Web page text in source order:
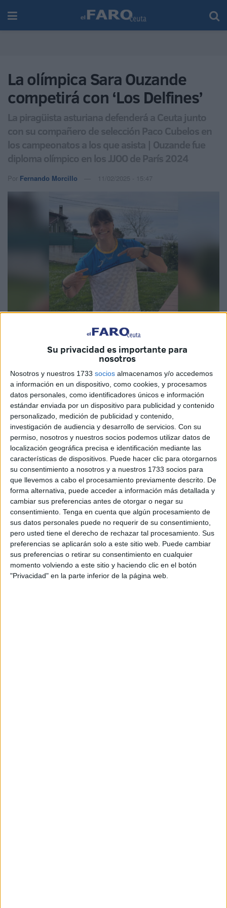
Su privacidad es importante para
nosotros
Nosotros y nuestros 1733 socios almacenamos y/o accedemos
a información en un dispositivo, como cookies, y procesamos
datos personales, como identificadores únicos e información
estándar enviada por un dispositivo para publicidad y contenido
personalizado, medición de publicidad y contenido,
investigación de audiencia y desarrollo de servicios. Con su
permiso, nosotros y nuestros socios podemos utilizar datos de
localización geográfica precisa e identificación mediante las
características de dispositivos. Puede hacer clic para otorgarnos
su consentimiento a nosotros y a nuestros 1733 socios para
que llevemos a cabo el procesamiento previamente descrito. De
forma alternativa, puede acceder a información más detallada y
cambiar sus preferencias antes de otorgar o negar su
consentimiento. Tenga en cuenta que algún procesamiento de
sus datos personales puede no requerir de su consentimiento,
pero usted tiene el derecho de rechazar tal procesamiento. Sus
preferencias se aplicarán solo a este sitio web. Puede cambiar
sus preferencias o retirar su consentimiento en cualquier
momento volviendo a este sitio y haciendo clic en el botón
"Privacidad" en la parte inferior de la página web.
La olímpica Sara Ouzande
competirá con ‘Los Delfines’
La piragüista asturiana defenderá a Ceuta junto
con su compañero de selección Paco Cubelos en
los campeonatos a los que asista | Ouzande fue
diploma olímpico en los JJOO de París 2024
Por Fernando Morcillo 11/02/2025 - 15:47
Una deportista olímpica competirá con elClub Los
Delfinesde Ceuta. Se trata de Sara Ouzande, la
piragüistaasturiana se une al club caballa y competirá
defendiendo a la ciudad autónoma esta temporada. Se
une así a su compañero Paco Cubelos quien ya estaba en
el club.
‘Los Delfines’se han mostrado satisfecho con esta gran
incorporación: “La familia sigue creciendo. Sara Ouzande
otra gran piragüista que nos acompañar en esta bonita
temporada y otra grandísima persona que nos hará seguro
disfrutar dentro y fuera del agua”, explican desde el club
caballa.
En un comunicado en redes sociales, el club le da la
bienvenida de la siguiente forma: “Bienvenida a esta